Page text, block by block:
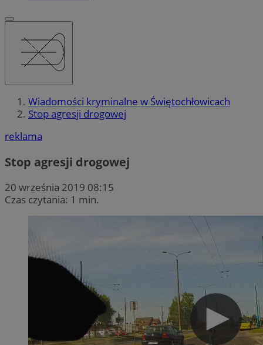
Wiadomości kryminalne w Świętochłowicach
Stop agresji drogowej
reklama
Stop agresji drogowej
20 września 2019 08:15
Czas czytania: 1 min.